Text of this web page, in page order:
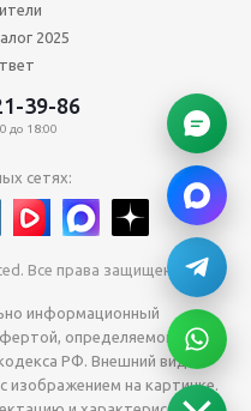
2025
39-86
до 18:00
сетях:
Все права защищены.
информационный
определяемой
РФ. Внешний вид
изображением на картинке.